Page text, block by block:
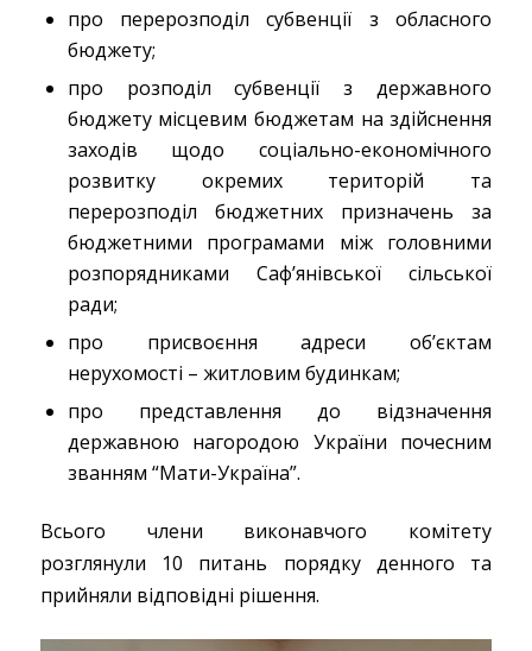
про перерозподіл субвенції з обласного
бюджету;
про розподіл субвенції з державного
бюджету місцевим бюджетам на здійснення
заходів щодо соціально-економічного
розвитку окремих територій та
перерозподіл бюджетних призначень за
бюджетними програмами між головними
розпорядниками Саф’янівської сільської
ради;
про присвоєння адреси об’єктам
нерухомості – житловим будинкам;
про представлення до відзначення
державною нагородою України почесним
званням “Мати-Україна”.
Всього члени виконавчого комітету
розглянули 10 питань порядку денного та
прийняли відповідні рішення.